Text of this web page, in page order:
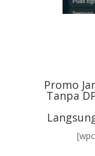
Promo
Tanpa